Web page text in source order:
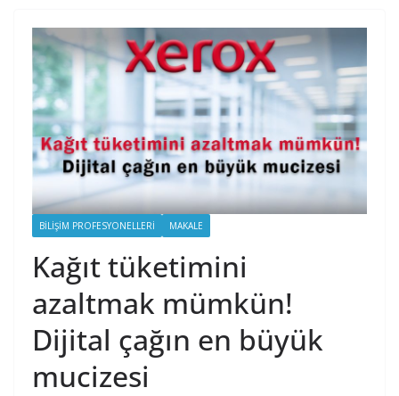
BILIŞIM PROFESYONELLERI MAKALE
Kağıt tüketimini
azaltmak mümkün!
Dijital çağın en büyük
mucizesi